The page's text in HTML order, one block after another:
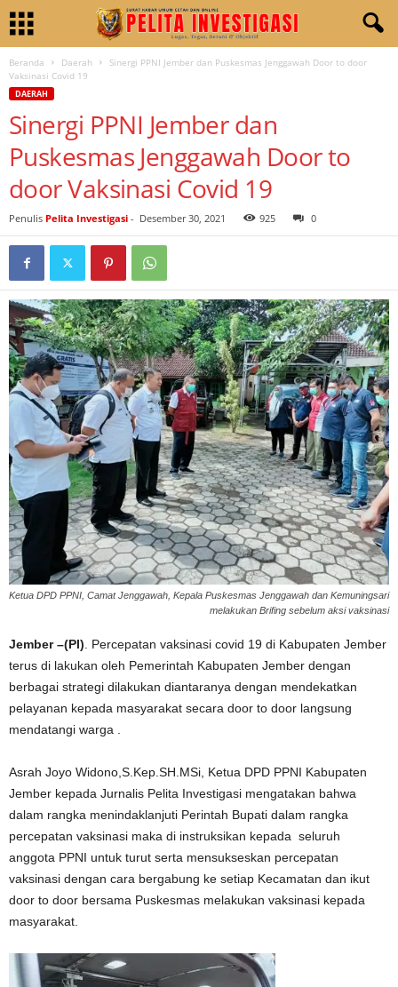
Beranda Daerah
Sinergi PPNI Jember dan Puskesmas Jenggawah Door to door
Vaksinasi Covid 19
DAERAH
Sinergi PPNI Jember dan
Puskesmas Jenggawah Door to
door Vaksinasi Covid 19
Penulis Pelita Investigasi - Desember 30, 2021 925 0
Ketua DPD PPNI, Camat Jenggawah, Kepala Puskesmas Jenggawah dan Kemuningsari
melakukan Brifing sebelum aksi vaksinasi
Jember –(PI) . Percepatan vaksinasi covid 19 di Kabupaten Jember
terus di lakukan oleh Pemerintah Kabupaten Jember dengan
berbagai strategi dilakukan diantaranya dengan mendekatkan
pelayanan kepada masyarakat secara door to door langsung
mendatangi warga .
Asrah Joyo Widono,S.Kep.SH.MSi, Ketua DPD PPNI Kabupaten
Jember kepada Jurnalis Pelita Investigasi mengatakan bahwa
dalam rangka menindaklanjuti Perintah Bupati dalam rangka
percepatan vaksinasi maka di instruksikan kepada seluruh
anggota PPNI untuk turut serta mensukseskan percepatan
vaksinasi dengan cara bergabung ke setiap Kecamatan dan ikut
door to door bersama Puskesmas melakukan vaksinasi kepada
masyarakat.